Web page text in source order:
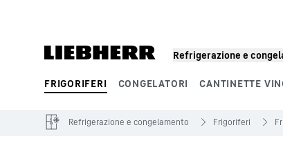
Refrigerazione e
FRIGORIFERI CONGELATORI CANTINETTE
Refrigerazione e congelamento Frigoriferi